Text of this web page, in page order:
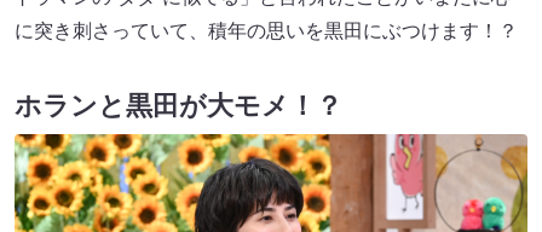
に突き刺さっていて、積年の思いを黒田にぶつけます！？
ホランと黒田が大モメ！？